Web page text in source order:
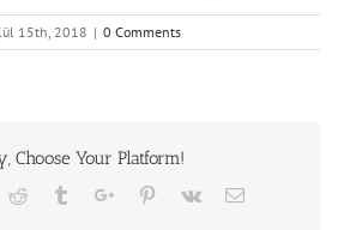
15th, 2018 | 0 Comments
Choose Your Platform!
Reddit TumblrGoogle+Pinterest
Vk Email